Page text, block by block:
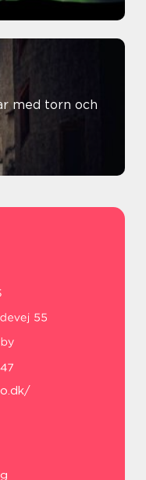
med torn och